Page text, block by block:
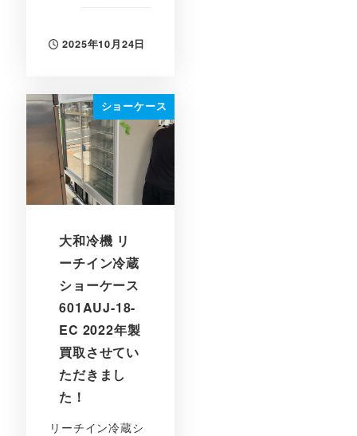
投稿日
2025年10月24日
ショーケース
大和冷機 リ
ーチイン冷蔵
ショーケース
601AUJ-18-
EC 2022年製
買取させてい
ただきまし
た！
リーチイン冷蔵シ